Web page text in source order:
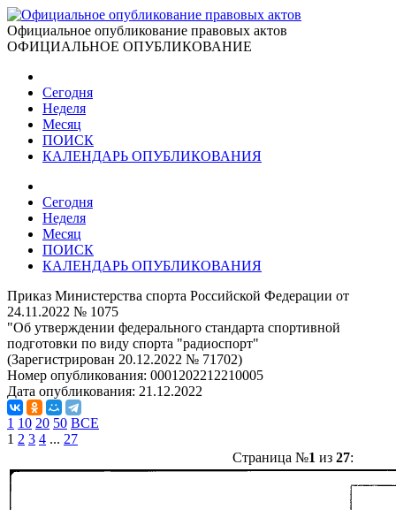
Официальное опубликование правовых актов
ОФИЦИАЛЬНОЕ ОПУБЛИКОВАНИЕ
Сегодня
Неделя
Месяц
ПОИСК
КАЛЕНДАРЬ ОПУБЛИКОВАНИЯ
Сегодня
Неделя
Месяц
ПОИСК
КАЛЕНДАРЬ ОПУБЛИКОВАНИЯ
Приказ Министерства спорта Российской Федерации от
24.11.2022 № 1075
"Об утверждении федерального стандарта спортивной
подготовки по виду спорта "радиоспорт"
(Зарегистрирован 20.12.2022 № 71702)
Номер опубликования: 0001202212210005
Дата опубликования: 21.12.2022
1 10 20 50 ВСЕ
1 2 3 4 ... 27
Страница №1 из 27: